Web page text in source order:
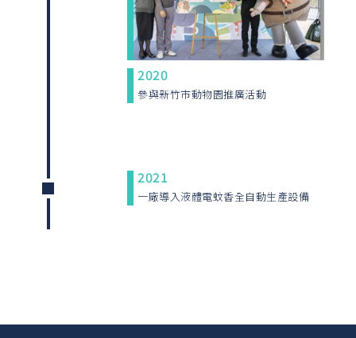
2020
參與新竹市動物園推廣活動
2021
一廠導入液體電蚊香全自動生產設備